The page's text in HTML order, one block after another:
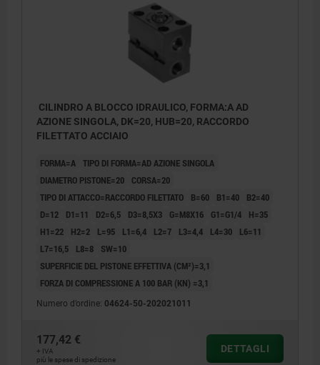
CILINDRO A BLOCCO IDRAULICO, FORMA:A AD
AZIONE SINGOLA, DK=20, HUB=20, RACCORDO
FILETTATO ACCIAIO
FORMA=A TIPO DI FORMA=AD AZIONE SINGOLA
DIAMETRO PISTONE=20
CORSA=20
TIPO DI ATTACCO=RACCORDO FILETTATO
B=60 B1=40
B2=40
D=12
D1=11 D2=6,5 D3=8,5X3 G=M8X16 G1=G1/4
H=35
H1=22
H2=2 L=95 L1=6,4 L2=7 L3=4,4 L4=30
L6=11
L7=16,5
L8=8
SW=10
SUPERFICIE DEL PISTONE EFFETTIVA (CM²)=3,1
FORZA DI COMPRESSIONE A 100 BAR (KN) =3,1
Numero d’ordine: 04624-50-202021011
177,42 €
+ IVA
più le spese di spedizione
DETTAGLI